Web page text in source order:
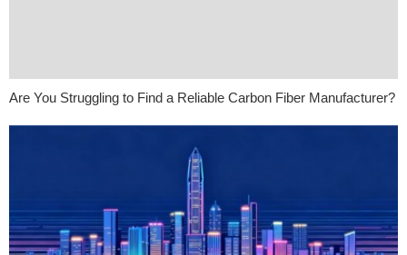
Are You Struggling to Find a Reliable Carbon Fiber Manufacturer?